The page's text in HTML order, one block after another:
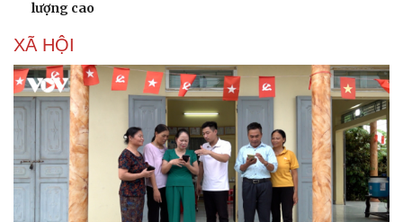
lượng cao
XÃ HỘI